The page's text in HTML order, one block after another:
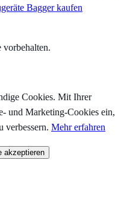
Bagger kaufen
Cookies. Mit Ihrer
und Marketing-Cookies ein,
verbessern. Mehr erfahren
akzeptieren